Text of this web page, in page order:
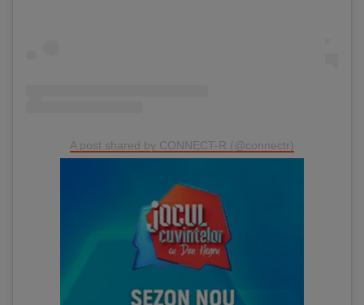
A post shared by CONNECT-R (@connectr)